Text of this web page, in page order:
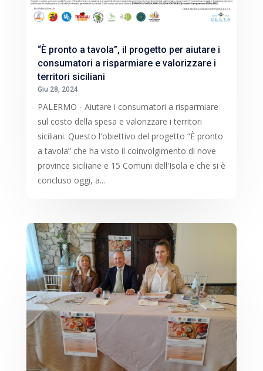
“È pronto a tavola”, il progetto per aiutare i
consumatori a risparmiare e valorizzare i
territori siciliani
Giu 28, 2024
PALERMO - Aiutare i consumatori a risparmiare
sul costo della spesa e valorizzare i territori
siciliani. Questo l'obiettivo del progetto “È pronto
a tavola” che ha visto il coinvolgimento di nove
province siciliane e 15 Comuni dell'Isola e che si è
concluso oggi, a...